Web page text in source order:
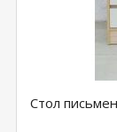
Стол